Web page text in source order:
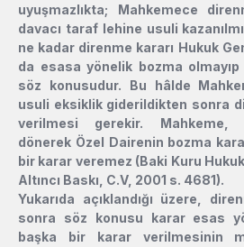
uyuşmazlıkta; Mahkemece
davacı taraf lehine usuli
ne kadar direnme kararı Hukuk
da esasa yönelik bozma
söz konusudur. Bu hâlde
usuli eksiklik giderildikten sonra
verilmesi gerekir. Mahkeme,
dönerek Özel Dairenin bozma
bir karar veremez (Baki Kuru
Altıncı Baskı, C.V, 2001 s. 4681).
Yukarıda açıklandığı üzere,
sonra söz konusu karar esas
başka bir karar verilmesinin